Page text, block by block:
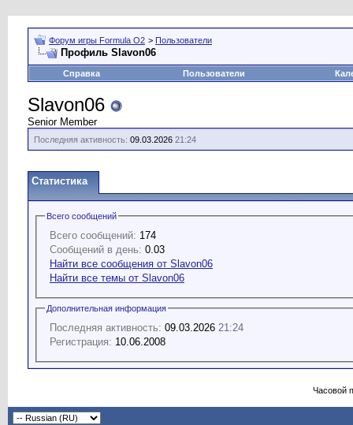
Форум игры Formula O2 > Пользователи
Профиль Slavon06
Справка Пользователи
Slavon06
Senior Member
Последняя активность: 09.03.2026 21:24
Статистика
Всего сообщений
Всего сообщений: 174
Сообщений в день: 0.03
Найти все сообщения от Slavon06
Найти все темы от Slavon06
Дополнительная информация
Последняя активность: 09.03.2026 21:24
Регистрация: 10.06.2008
Часовой